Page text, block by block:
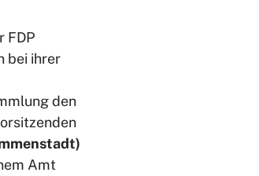
FDP
bei ihrer
den
Amt